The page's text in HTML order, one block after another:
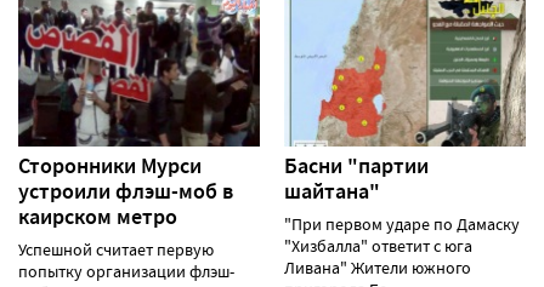
Сторонники Мурси
устроили флэш-моб в
каирском метро
Успешной считает первую
попытку организации флэш-
Басни "партии
шайтана"
"При первом ударе по Дамаску
"Хизбалла" ответит с юга
Ливана" Жители южного